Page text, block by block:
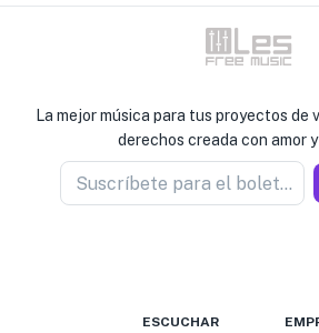
La mejor música para tus proyectos de
derechos creada con amor
Suscríbete para el boletín
ESCUCHAR